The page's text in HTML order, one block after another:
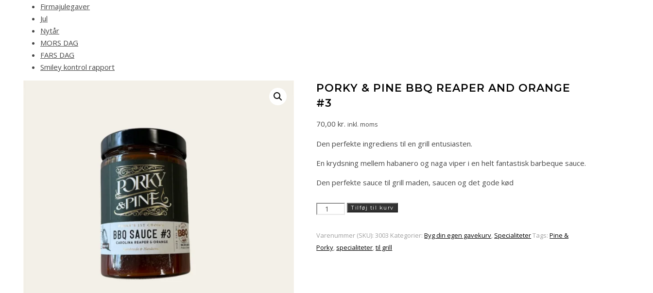
Firmajulegaver
Jul
Nytår
MORS DAG
FARS DAG
Smiley kontrol rapport
PORKY & PINE BBQ REAPER AND ORANGE
#3
70,00kr. inkl. moms
Den perfekte ingrediens til en grill entusiasten.
En krydsning mellem habanero og naga viper i en helt fantastisk barbeque sauce.
Den perfekte sauce til grill maden, saucen og det gode kød
Porky
Pine
BBQ
Tilføj til kurv
Varenummer (SKU):3003 Kategorier:Byg din egen gavekurv, SpecialiteterTags:Pine &
Porky, specialiteter,til grill